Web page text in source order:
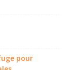
pour